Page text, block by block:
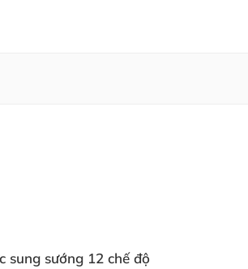
sung sướng 12 chế độ